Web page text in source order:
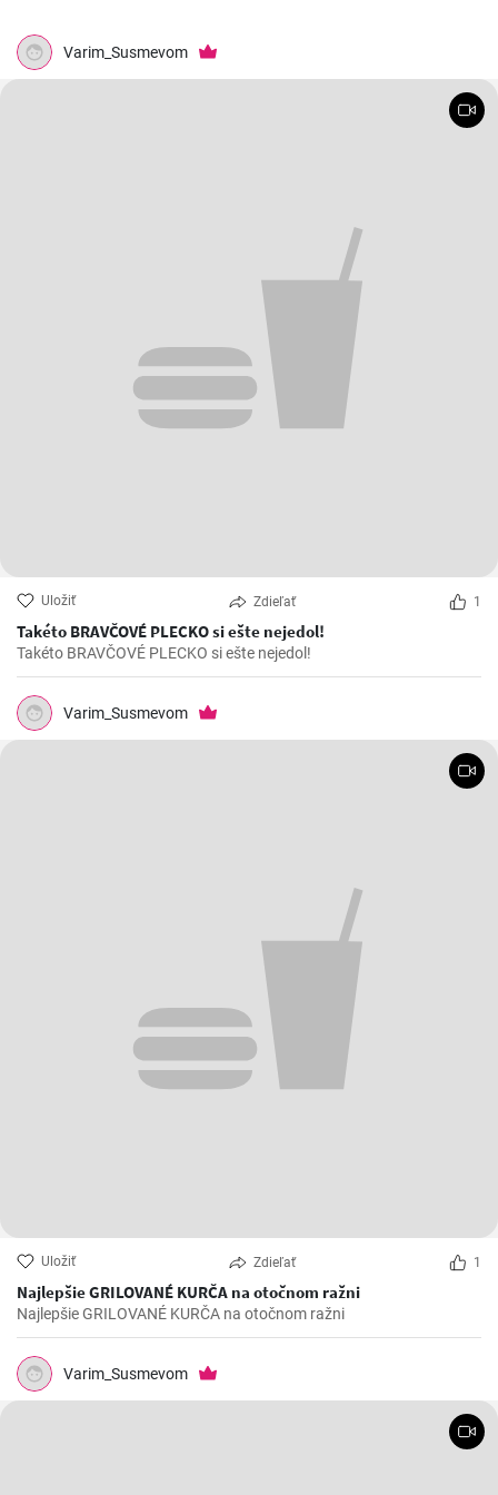
Varim_Susmevom
Uložiť Zdieľať 1
Takéto BRAVČOVÉ PLECKO si ešte nejedol!
Takéto BRAVČOVÉ PLECKO si ešte nejedol!
Varim_Susmevom
Uložiť Zdieľať 1
Najlepšie GRILOVANÉ KURČA na otočnom ražni
Najlepšie GRILOVANÉ KURČA na otočnom ražni
Varim_Susmevom